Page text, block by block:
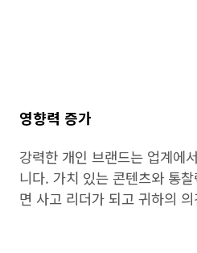
영향력 증가
강력한 개인 브랜드는 업계에
니다. 가치 있는 콘텐츠와 통
면 사고 리더가 되고 귀하의